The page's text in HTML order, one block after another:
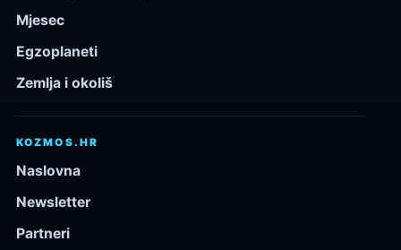
Mjesec
Egzoplaneti
Zemlja i okoliš
KOZMOS.HR
Naslovna
Newsletter
Partneri